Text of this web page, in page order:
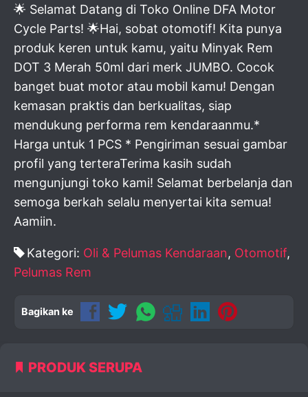
🌟 Selamat Datang di Toko Online DFA Motor
Cycle Parts! 🌟Hai, sobat otomotif! Kita punya
produk keren untuk kamu, yaitu Minyak Rem
DOT 3 Merah 50ml dari merk JUMBO. Cocok
banget buat motor atau mobil kamu! Dengan
kemasan praktis dan berkualitas, siap
mendukung performa rem kendaraanmu.*
Harga untuk 1 PCS * Pengiriman sesuai gambar
profil yang terteraTerima kasih sudah
mengunjungi toko kami! Selamat berbelanja dan
semoga berkah selalu menyertai kita semua!
Aamiin.
Kategori: Oli & Pelumas Kendaraan, Otomotif,
Pelumas Rem
Bagikan ke
PRODUK SERUPA